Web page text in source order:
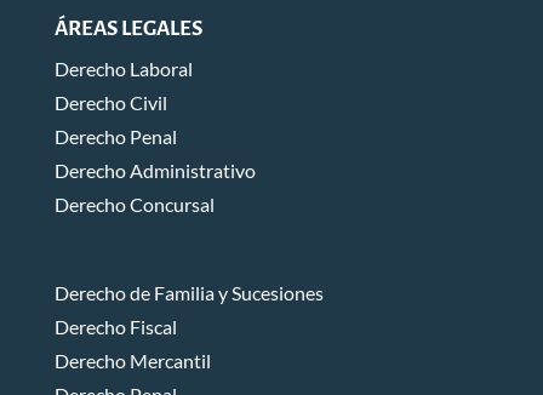
ÁREAS LEGALES
Derecho Laboral
Derecho Civil
Derecho Penal
Derecho Administrativo
Derecho Concursal
Derecho de Familia y Sucesiones
Derecho Fiscal
Derecho Mercantil